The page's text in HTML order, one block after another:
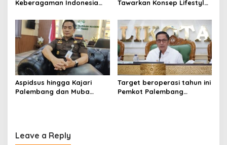
Keberagaman Indonesia
Ibadah Enam Agama
Tawarkan Konsep Lifestyle
Hangout Baru di Tengah
Kota Palembang
Aspidsus hingga Kajari
Palembang dan Muba
Target beroperasi tahun ini
Pemkot Palembang
Leave a Reply